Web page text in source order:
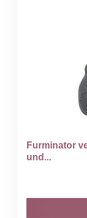
Furminator
und...